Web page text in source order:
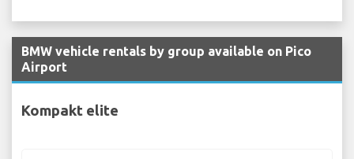
BMW vehicle rentals by group available on Pico
Airport
Kompakt elite